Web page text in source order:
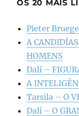
OS 20 MAIS
Pieter
A
HOMENS
Dalí –
A
Tarsila – O
Dalí – O